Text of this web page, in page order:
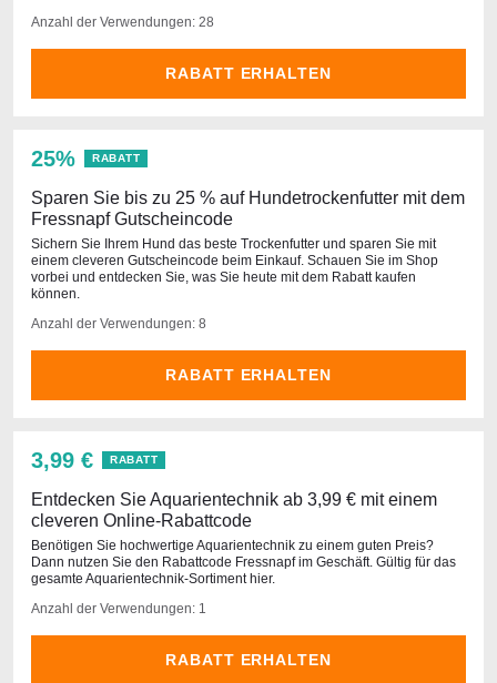
Anzahl der Verwendungen: 28
RABATT ERHALTEN
25% RABATT
Sparen Sie bis zu 25 % auf Hundetrockenfutter mit dem
Fressnapf Gutscheincode
Sichern Sie Ihrem Hund das beste Trockenfutter und sparen Sie mit
einem cleveren Gutscheincode beim Einkauf. Schauen Sie im Shop
vorbei und entdecken Sie, was Sie heute mit dem Rabatt kaufen
können.
Anzahl der Verwendungen: 8
RABATT ERHALTEN
3,99 € RABATT
Entdecken Sie Aquarientechnik ab 3,99 € mit einem
cleveren Online-Rabattcode
Benötigen Sie hochwertige Aquarientechnik zu einem guten Preis?
Dann nutzen Sie den Rabattcode Fressnapf im Geschäft. Gültig für das
gesamte Aquarientechnik-Sortiment hier.
Anzahl der Verwendungen: 1
RABATT ERHALTEN